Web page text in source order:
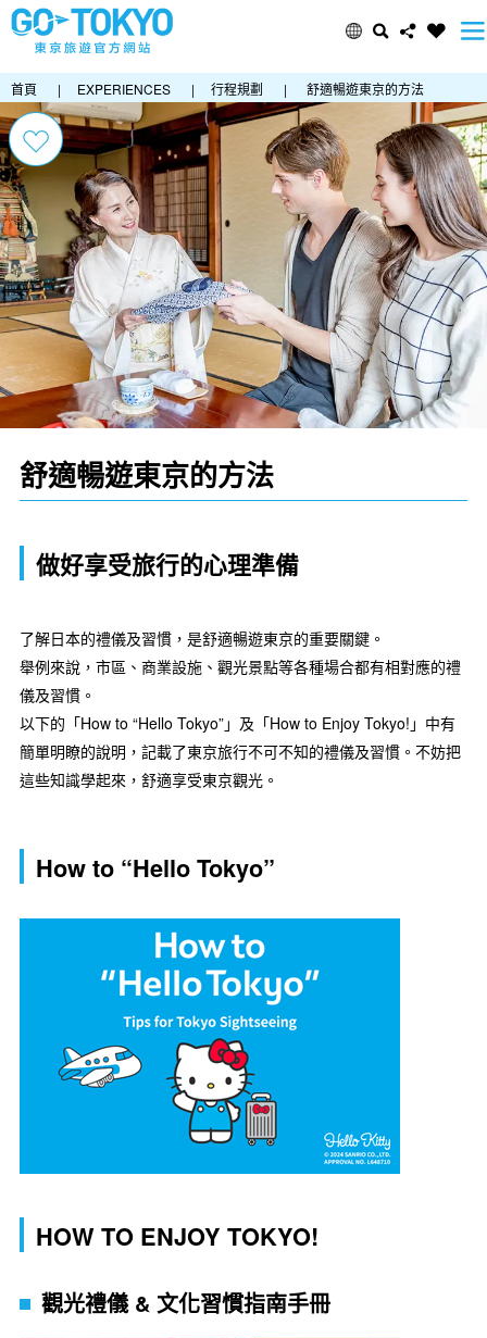
首頁 | EXPERIENCES | 行程規劃 | 舒適暢遊東京的方法
舒適暢遊東京的方法
做好享受旅行的心理準備
了解日本的禮儀及習慣，是舒適暢遊東京的重要關鍵。
舉例來說，市區、商業設施、觀光景點等各種場合都有相對應的禮
儀及習慣。
以下的「How to “Hello Tokyo”」及「How to Enjoy Tokyo!」中有
簡單明瞭的說明，記載了東京旅行不可不知的禮儀及習慣。不妨把
這些知識學起來，舒適享受東京觀光。
How to “Hello Tokyo”
HOW TO ENJOY TOKYO!
觀光禮儀 & 文化習慣指南手冊